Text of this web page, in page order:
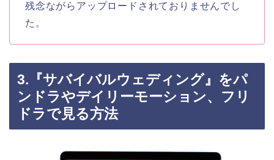
残念ながらアップロードされておりませんでし
た。
3.『サバイバルウェディング』をパ
ンドラやデイリーモーション、フリ
ドラで見る方法